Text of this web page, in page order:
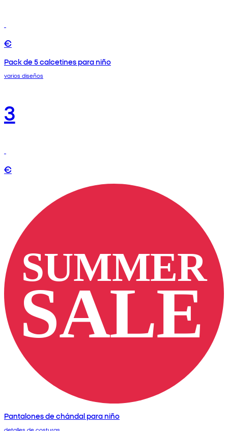
€
Pack de 5 calcetines para niño
varios diseños
3
€
Pantalones de chándal para niño